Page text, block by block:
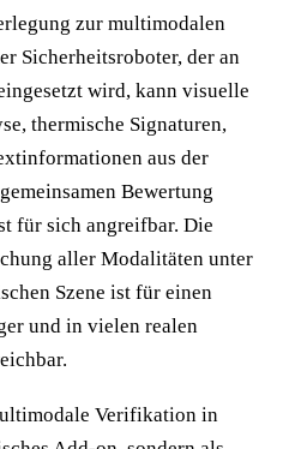
zur multimodalen
Sicherheitsroboter, der an
wird, kann visuelle
thermische Signaturen,
aus der
Bewertung
für sich angreifbar. Die
aller Modalitäten unter
Szene ist für einen
und in vielen realen
Verifikation in